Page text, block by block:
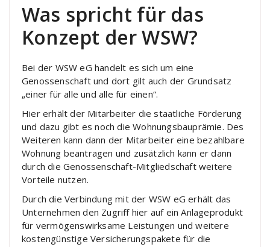
Was spricht für das
Konzept der WSW?
Bei der WSW eG handelt es sich um eine
Genossenschaft und dort gilt auch der Grundsatz
„einer für alle und alle für einen“.
Hier erhält der Mitarbeiter die staatliche Förderung
und dazu gibt es noch die Wohnungsbauprämie. Des
Weiteren kann dann der Mitarbeiter eine bezahlbare
Wohnung beantragen und zusätzlich kann er dann
durch die Genossenschaft-Mitgliedschaft weitere
Vorteile nutzen.
Durch die Verbindung mit der WSW eG erhält das
Unternehmen den Zugriff hier auf ein Anlageprodukt
für vermögenswirksame Leistungen und weitere
kostengünstige Versicherungspakete für die